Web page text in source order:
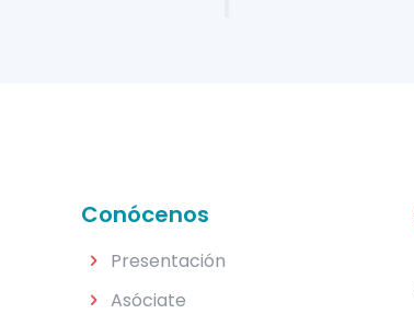
Conócenos
Presentación
Asóciate